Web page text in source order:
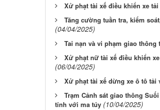
Xử phạt tài xế điều khiển xe
Tăng cường tuần tra, kiểm
(04/04/2025)
Tai nạn và vi phạm giao
Xử phạt nữ tài xế điều khiển
(06/04/2025)
Xử phạt tài xế dừng xe ô tô
Trạm Cảnh sát giao thông
tính với ma túy (10/04/2025)